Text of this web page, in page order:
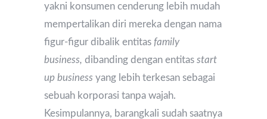
yakni konsumen cenderung lebih mudah
mempertalikan diri mereka dengan nama
figur-figur dibalik entitas family
business, dibanding dengan entitas start
up business yang lebih terkesan sebagai
sebuah korporasi tanpa wajah.
Kesimpulannya, barangkali sudah saatnya